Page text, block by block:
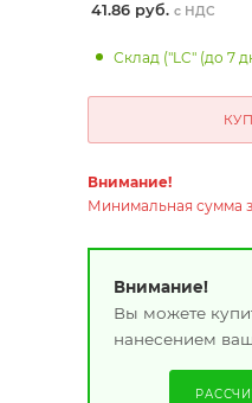
41.86 руб. с НДС
Склад ("LC" (до 7
Внимание!
Минимальная сумма
Внимание!
Вы можете
нанесением